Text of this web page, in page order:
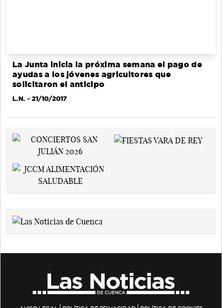
La Junta inicia la próxima semana el pago de
ayudas a los jóvenes agricultores que
solicitaron el anticipo
L.N. - 21/10/2017